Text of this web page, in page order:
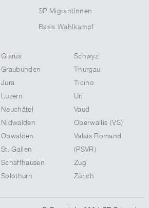
SP MigrantInnen
Basis Wahlkampf
Glarus
Graubünden
Jura
Luzern
Neuchâtel
Nidwalden
Obwalden
St. Gallen
Schaffhausen
Solothurn
Schwyz
Thurgau
Ticino
Uri
Vaud
Oberwallis (VS)
Valais Romand
(PSVR)
Zug
Zürich